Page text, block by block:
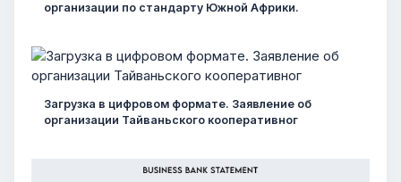
организации по стандарту Южной Африки.
Загрузка в цифровом формате. Заявление об
организации Тайваньского кооперативног